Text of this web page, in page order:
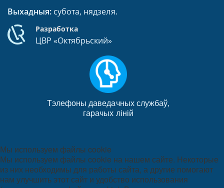
Выхадныя: субота, нядзеля.
Разработка
ЦВР «Октябрьский»
Тэлефоны даведачных службаў,
гарачых ліній
Мы используем файлы cookie
Мы используем файлы cookie на нашем сайте. Некоторые
из них необходимы для работы сайта, а другие помогают
нам улучшить этот сайт и удобство использования